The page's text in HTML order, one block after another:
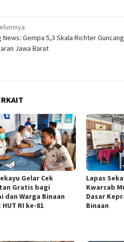
News: Gempa 5,3 Skala Richter Guncang
Jawa Barat
Gelar Cek
Gratis bagi
dan Warga Binaan
RI ke-81
Lapas
Kwarcab
Dasar
Binaan